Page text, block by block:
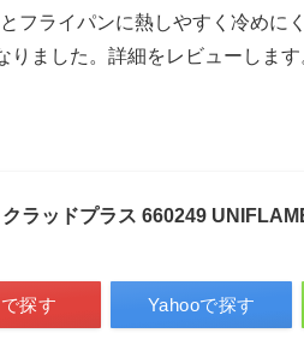
フライパンに熱しやすく冷めに
ました。詳細をレビューします
ラッドプラス 660249
探す Yahooで探す